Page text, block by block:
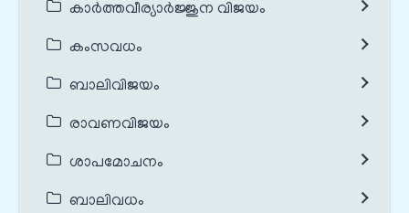
കാർത്തവീര്യാർജ്ജുന വിജയം
കംസവധം
ബാലിവിജയം
രാവണവിജയം
ശാപമോചനം
ബാലിവധം